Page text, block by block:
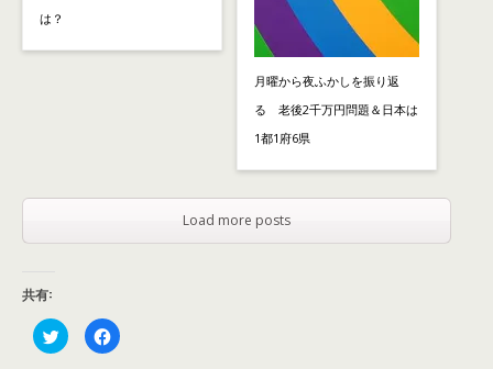
は？
月曜から夜ふかしを振り返
る 老後2千万円問題＆日本は
1都1府6県
Load more posts
共有:
ク
リ
F
a